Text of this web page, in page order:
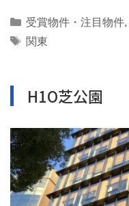
Categories
受賞物件・注目物件,
Tags
関東
H1O芝公園